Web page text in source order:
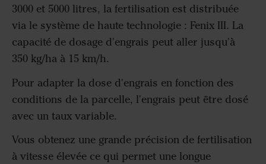
3000 et 5000 litres, la fertilisation est distribuée
via le système de haute technologie : Fenix III. La
capacité de dosage d'engrais peut aller jusqu'à
350 kg/ha à 15 km/h.
Pour adapter la dose d'engrais en fonction des
conditions de la parcelle, l'engrais peut être dosé
avec un taux variable.
Vous obtenez une grande précision de fertilisation
à vitesse élevée ce qui permet une longue